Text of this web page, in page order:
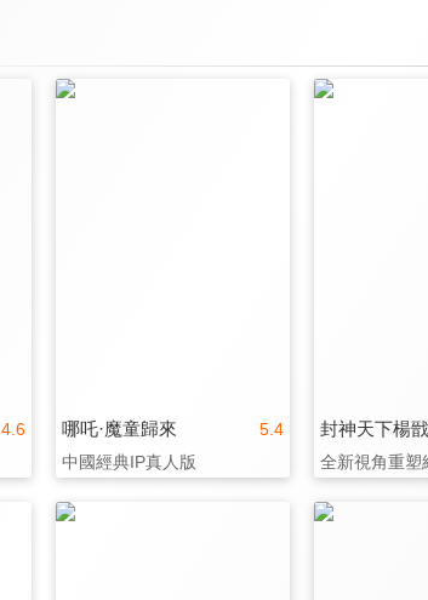
4.6 5.4
哪吒·魔童歸來‎
中國經典IP真人版
封神天下楊
全新視角重塑